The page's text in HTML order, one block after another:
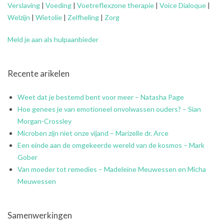
Verslaving | Voeding | Voetreflexzone therapie | Voice Dialoque |
Welzijn | Wietolie | Zelfheling | Zorg
Meld je aan als hulpaanbieder
Recente arikelen
Weet dat je bestemd bent voor meer – Natasha Page
Hoe genees je van emotioneel onvolwassen ouders? – Sian
Morgan-Crossley
Microben zijn niet onze vijand – Marizelle dr. Arce
Een einde aan de omgekeerde wereld van de kosmos – Mark
Gober
Van moeder tot remedies – Madeleine Meuwessen en Micha
Meuwessen
Samenwerkingen